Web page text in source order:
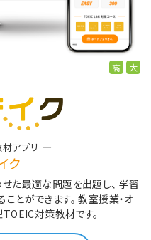
高 大
アプリ
ク
た最適な問題を出題し、 学習
とができます。 教室授業・オ
対策教材です。